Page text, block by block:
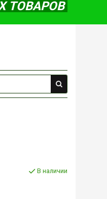
ТОВАРОВ
В наличии